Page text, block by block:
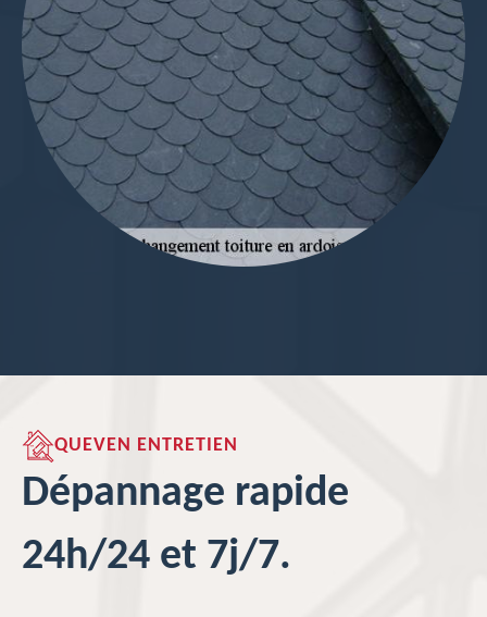
QUEVEN ENTRETIEN
Dépannage rapide
24h/24 et 7j/7.